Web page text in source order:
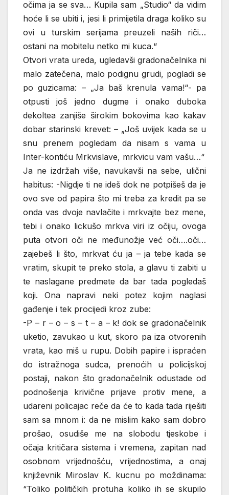
očima ja se sva… Kupila sam „Studio“ da vidim
hoće li se ubiti i, jesi li primijetila draga koliko su
ovi u turskim serijama preuzeli naših riči…
ostani na mobitelu netko mi kuca.“
Otvori vrata ureda, ugledavši gradonačelnika ni
malo zatečena, malo podignu grudi, pogladi se
po guzicama: – „Ja baš krenula vama!“- pa
otpusti još jedno dugme i onako duboka
dekoltea zanjiše širokim bokovima kao kakav
dobar starinski krevet: – „Još uvijek kada se u
snu prenem pogledam da nisam s vama u
Inter-kontiću Mrkvislave, mrkvicu vam vašu…“
Ja ne izdržah više, navukavši na sebe, ulični
habitus: -Nigdje ti ne ideš dok ne potpišeš da je
ovo sve od papira što mi treba za kredit pa se
onda vas dvoje navlačite i mrkvajte bez mene,
tebi i onako lickušo mrkva viri iz očiju, ovoga
puta otvori oči ne međunožje već oči….oči…
zajebeš li što, mrkvat ću ja – ja tebe kada se
vratim, skupit te preko stola, a glavu ti zabiti u
te naslagane predmete da bar tada pogledaš
koji. Ona napravi neki potez kojim naglasi
gađenje i tek procijedi kroz zube:
-P – r – o – s – t – a – k! dok se gradonačelnik
uketio, zavukao u kut, skoro pa iza otvorenih
vrata, kao miš u rupu. Dobih papire i ispraćen
do istražnoga sudca, prenoćih u policijskoj
postaji, nakon što gradonačelnik odustade od
podnošenja krivične prijave protiv mene, a
udareni policajac reče da će to kada tada riješiti
sam sa mnom i: da ne mislim kako sam dobro
prošao, osudiše me na slobodu tjeskobe i
očaja kritičara sistema i vremena, zapitan nad
osobnom vrijednošću, vrijednostima, a onaj
književnik Miroslav K. kucnu po moždinama:
“Toliko političkih protuha koliko ih se skupilo